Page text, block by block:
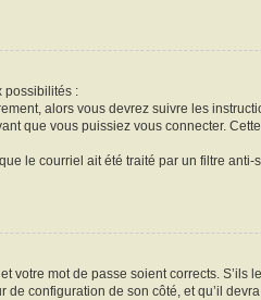
possibilités :
alors vous devrez suivre les
que vous puissiez vous connecter.
le courriel ait été traité par un filtre
mot de passe soient corrects.
configuration de son côté, et qu’il